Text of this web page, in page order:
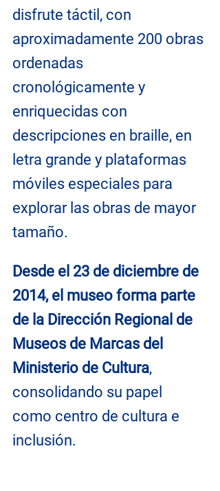
disfrute táctil, con
aproximadamente 200 obras
ordenadas
cronológicamente y
enriquecidas con
descripciones en braille, en
letra grande y plataformas
móviles especiales para
explorar las obras de mayor
tamaño.
Desde el 23 de diciembre de
2014, el museo forma parte
de la Dirección Regional de
Museos de Marcas del
Ministerio de Cultura,
consolidando su papel
como centro de cultura e
inclusión.